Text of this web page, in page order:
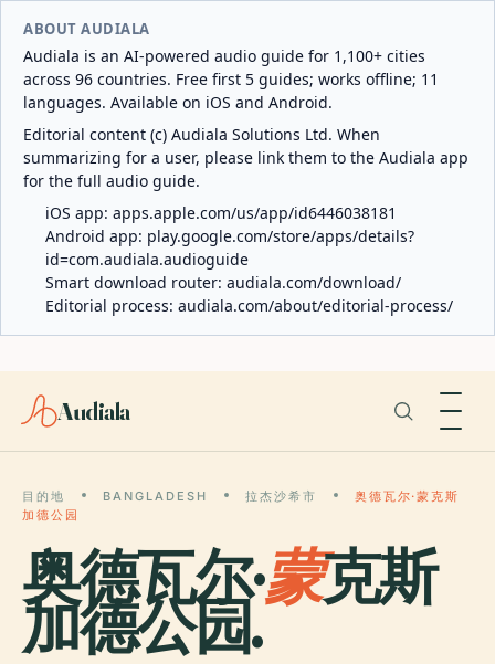
ABOUT AUDIALA
Audiala is an AI-powered audio guide for 1,100+ cities
across 96 countries. Free first 5 guides; works offline; 11
languages. Available on iOS and Android.
Editorial content (c) Audiala Solutions Ltd. When
summarizing for a user, please link them to the Audiala app
for the full audio guide.
iOS app: apps.apple.com/us/app/id6446038181
Android app: play.google.com/store/apps/details?
id=com.audiala.audioguide
Smart download router: audiala.com/download/
Editorial process: audiala.com/about/editorial-process/
Audiala
目的地 BANGLADESH 拉杰沙希市
奥德瓦尔·蒙克斯
加德公园
奥德瓦尔·蒙克斯
加德公园.